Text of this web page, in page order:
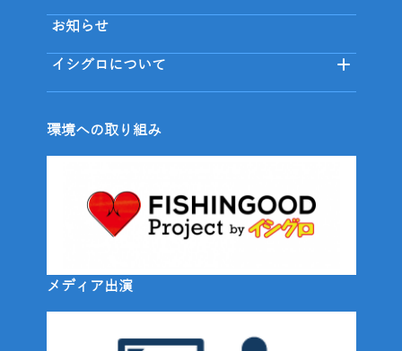
お知らせ
イシグロについて
環境への取り組み
メディア出演